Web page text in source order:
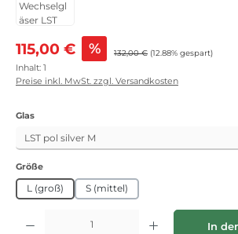
Verkaufspreis:
115,00 € % Regulärer Preis:
132,00 € (12.88% gespart)
Inhalt: 1
Preise inkl. MwSt. zzgl. Versandkosten
Glasauswählen
Größeauswählen
L (groß) S (mittel)
Produkt Anzahl: Gib den gewünschten Wert ein
In